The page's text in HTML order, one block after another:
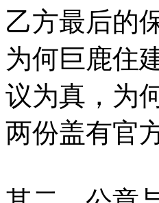
乙方最后的
为何巨鹿住
议为真，为
两份盖有官